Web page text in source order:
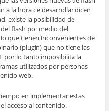
a la hora de desarrollar dicen
existe la posibilidad de
flash por medio del
que tienen inconvenientes de
(plugin) que no tiene las
por lo tanto imposibilita la
utilizados por personas
web.
en implementar estas
acceso al contenido.